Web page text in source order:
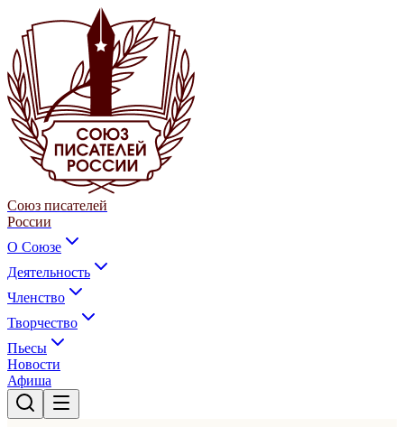
Союз писателей
России
О Союзе
Деятельность
Членство
Творчество
Пьесы
Новости
Афиша